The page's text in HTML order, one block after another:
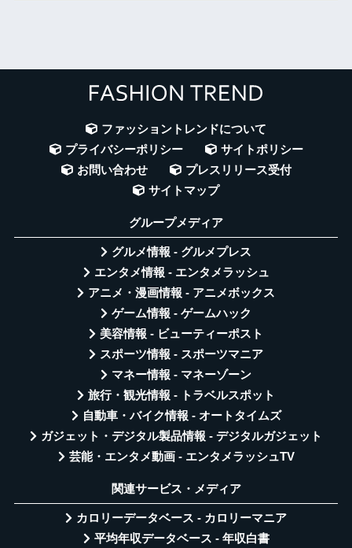
ファッショントレンドについて
プライバシーポリシー
サイトポリシー
お問い合わせ
プレスリリース受付
サイトマップ
グループメディア
グルメ情報 - グルメプレス
エンタメ情報 - エンタメラッシュ
アニメ・漫画情報 - アニメボックス
ゲーム情報 - ゲームハック
美容情報 - ビューティーポスト
スポーツ情報 - スポーツマニア
マネー情報 - マネーゾーン
旅行・観光情報 - トラベルスポット
自動車・バイク情報 - オートタイムズ
ガジェット・デジタル製品情報 - デジタルガジェット
芸能・エンタメ動画 - エンタメラッシュTV
関連サービス・メディア
カロリーデータベース - カロリーマニア
平均年収データベース - 年収白書